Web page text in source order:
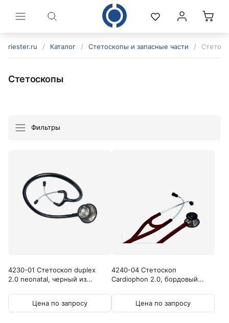
riester.ru / Каталог / Стетоскопы и запасные части /
Стетоскопы
Фильтры
4230-01 Стетоскоп duplex
2.0 neonatal, черный из...
Цена по запросу
4240-04 Стетоскоп
Cardiophon 2.0, бордовый...
Цена по запросу
политикой конфиденциальности